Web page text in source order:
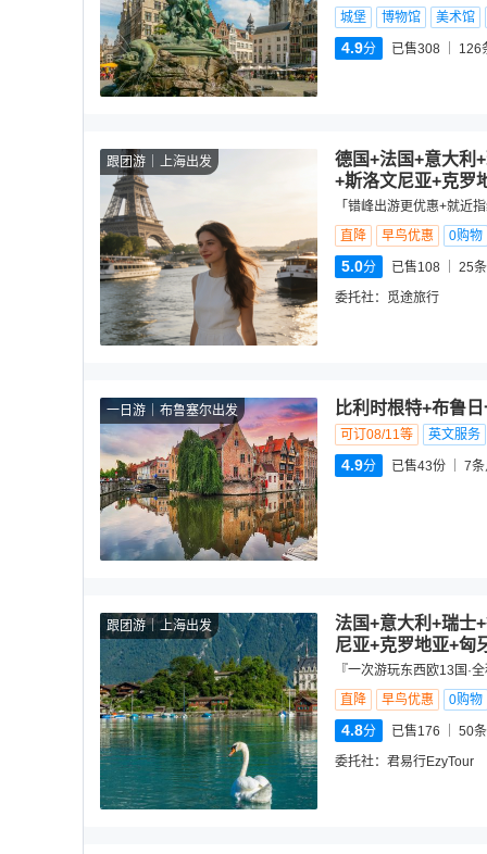
城堡
博物馆 美术馆
4.9分 已售308 126
跟团游 上海出发
德国+法国+意大利
+斯洛文尼亚+克罗
「错峰出游更优惠+就近
直降
早鸟优惠 0购物
5.0分 已售108 25
委托社： 觅途旅行
一日游 布鲁塞尔出发 比利时根特+布鲁
可订08/11等 英文服务
4.9分 已售43份 7
跟团游 上海出发
法国+意大利+瑞士
尼亚+克罗地亚+匈
『一次游玩东西欧13国·
直降
早鸟优惠 0购物
4.8分 已售176 50
委托社： 君易行EzyTour